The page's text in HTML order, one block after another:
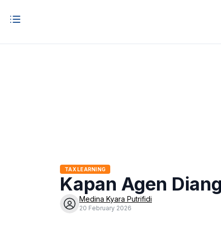
TAX LEARNING
Kapan Agen
Medina Kyara Putrifidi
20 February 2026